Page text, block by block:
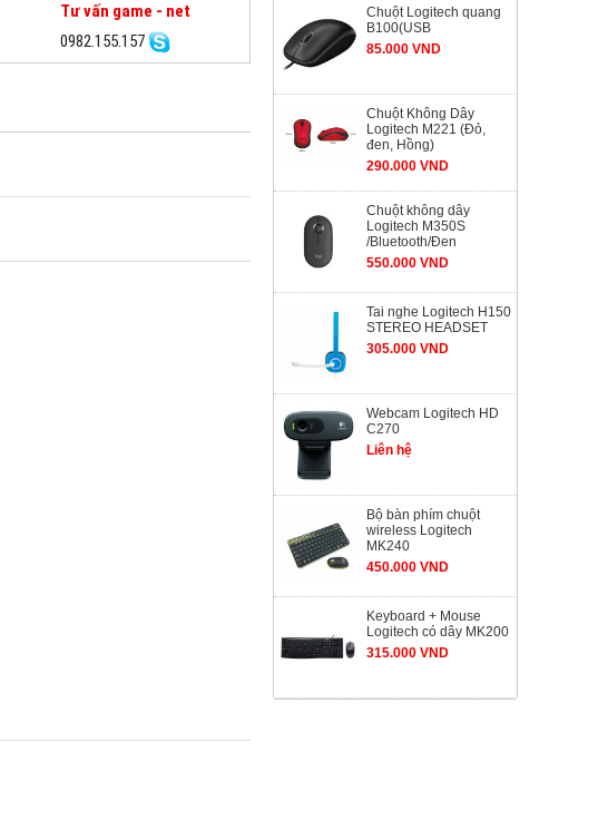
Tư vấn game - net
0982.155.157
Chuột Logitech quang
B100(USB
85.000 VND
Chuột Không Dây
Logitech M221 (Đỏ,
đen, Hồng)
290.000 VND
Chuột không dây
Logitech M350S
/Bluetooth/Đen
550.000 VND
Tai nghe Logitech H150
STEREO HEADSET
305.000 VND
Webcam Logitech HD
C270
Liên hệ
Bộ bàn phím chuột
wireless Logitech
MK240
450.000 VND
Keyboard + Mouse
Logitech có dây MK200
315.000 VND